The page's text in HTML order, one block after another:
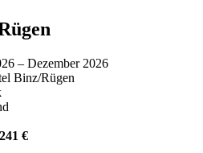
– Dezember 2026
Binz/Rügen
€